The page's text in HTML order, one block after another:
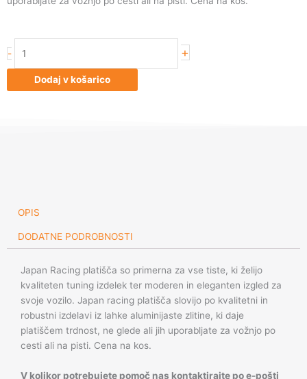
-
Racing
15x8
+
Dodaj v košarico
OPIS
DODATNE PODROBNOSTI
Japan Racing platišča so primerna za vse tiste, ki želijo
kvaliteten tuning izdelek ter moderen in eleganten izgled za
svoje vozilo. Japan racing platišča slovijo po kvalitetni in
robustni izdelavi iz lahke aluminijaste zlitine, ki daje
platiščem trdnost, ne glede ali jih uporabljate za vožnjo po
cesti ali na pisti. Cena na kos.
V kolikor potrebujete pomoč nas kontaktirajte po e-pošti